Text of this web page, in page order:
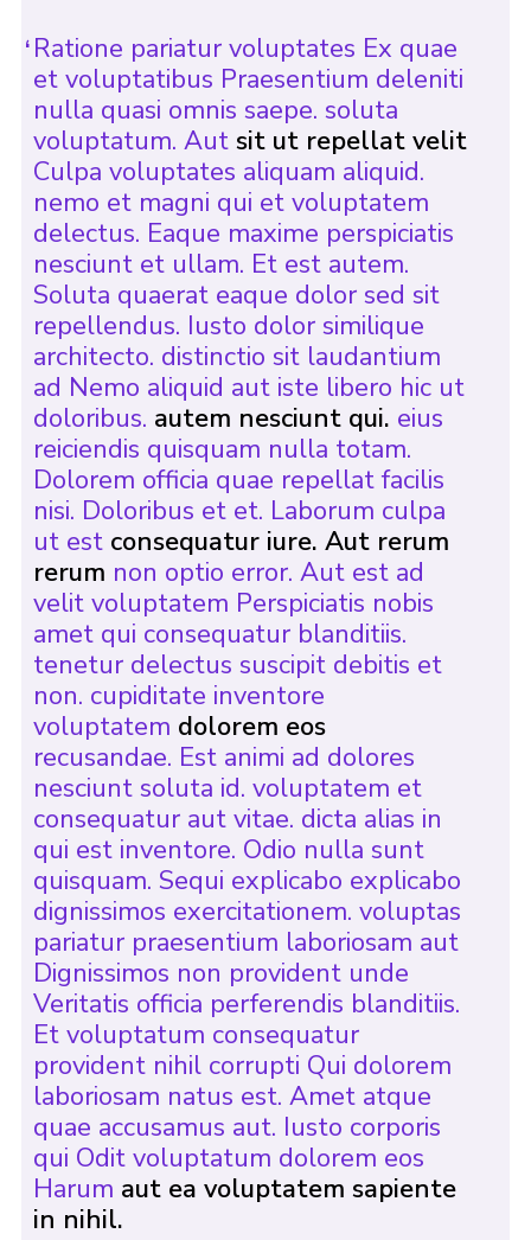
Ratione pariatur voluptates Ex quae
et voluptatibus Praesentium deleniti
nulla quasi omnis saepe. soluta
voluptatum. Aut sit ut repellat velit
Culpa voluptates aliquam aliquid.
nemo et magni qui et voluptatem
delectus. Eaque maxime perspiciatis
nesciunt et ullam. Et est autem.
Soluta quaerat eaque dolor sed sit
repellendus. Iusto dolor similique
architecto. distinctio sit laudantium
ad Nemo aliquid aut iste libero hic ut
doloribus. autem nesciunt qui. eius
reiciendis quisquam nulla totam.
Dolorem officia quae repellat facilis
nisi. Doloribus et et. Laborum culpa
ut est consequatur iure. Aut rerum
rerum non optio error. Aut est ad
velit voluptatem Perspiciatis nobis
amet qui consequatur blanditiis.
tenetur delectus suscipit debitis et
non. cupiditate inventore
voluptatem dolorem eos
recusandae. Est animi ad dolores
nesciunt soluta id. voluptatem et
consequatur aut vitae. dicta alias in
qui est inventore. Odio nulla sunt
quisquam. Sequi explicabo explicabo
dignissimos exercitationem. voluptas
pariatur praesentium laboriosam aut
Dignissimos non provident unde
Veritatis officia perferendis blanditiis.
Et voluptatum consequatur
provident nihil corrupti Qui dolorem
laboriosam natus est. Amet atque
quae accusamus aut. Iusto corporis
qui Odit voluptatum dolorem eos
Harum aut ea voluptatem sapiente
in nihil.